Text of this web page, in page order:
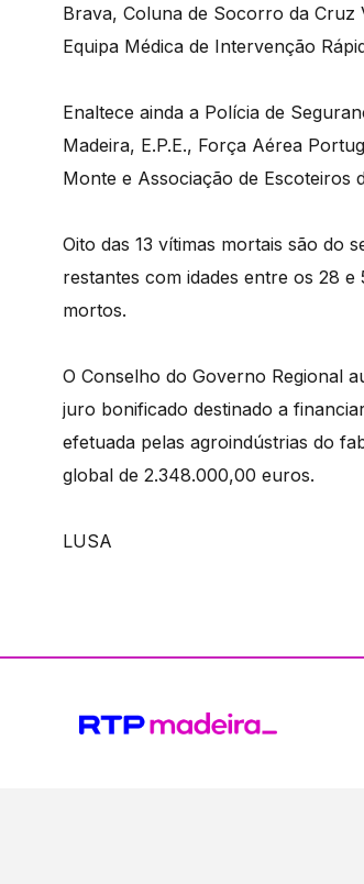
Brava, Coluna de Socorro da Cruz
Equipa Médica de Intervenção
Enaltece ainda a Polícia de
Madeira, E.P.E., Força Aérea
Monte e Associação de Escoteiros
Oito das 13 vítimas mortais são do
restantes com idades entre os 28
mortos.
O Conselho do Governo Regional
juro bonificado destinado a
efetuada pelas agroindústrias do
global de 2.348.000,00 euros.
LUSA